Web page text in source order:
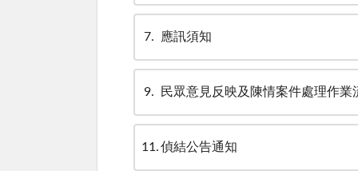
7 應訊須知
9 民眾意見反映及陳情案件處理作業
11 偵結公告通知